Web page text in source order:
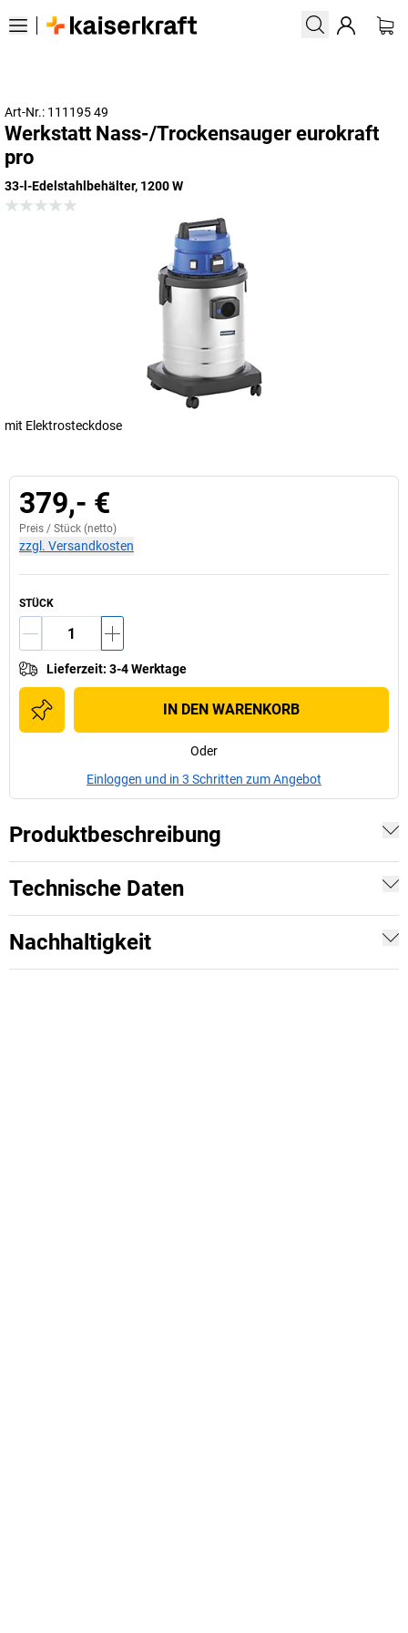
Art-Nr.: 111195 49
Werkstatt Nass-/Trockensauger eurokraft
pro
33-l-Edelstahlbehälter, 1200 W
mit Elektrosteckdose
379,- €
Preis / Stück (netto)
zzgl. Versandkosten
STÜCK
Lieferzeit: 3-4 Werktage
IN DEN WARENKORB
Oder
Einloggen und in 3 Schritten zum Angebot
Produktbeschreibung
Technische Daten
Nachhaltigkeit